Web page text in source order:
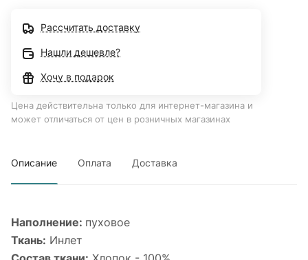
Рассчитать доставку
Нашли дешевле?
Хочу в подарок
Цена действительна только для интернет-магазина и
может отличаться от цен в розничных магазинах
Описание Оплата Доставка
Наполнение: пуховое
Ткань: Инлет